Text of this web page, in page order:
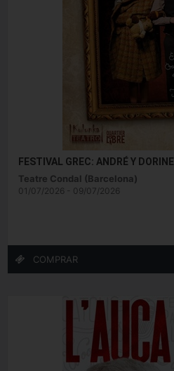
FESTIVAL GREC: ANDRÉ Y DORINE
Teatre Condal (Barcelona)
01/07/2026 - 09/07/2026